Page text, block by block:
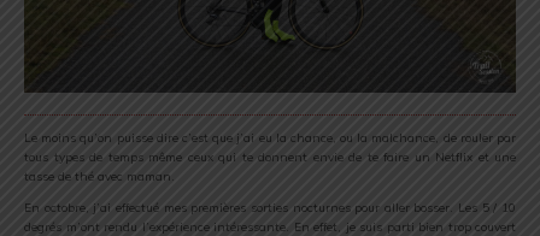
Le moins qu’on puisse dire c’est que j’ai eu la chance, ou la malchance, de rouler par
tous types de temps même ceux qui te donnent envie de te faire un Netflix et une
tasse de thé avec maman.
En octobre, j’ai effectué mes premières sorties nocturnes pour aller bosser. Les 5 / 10
degrés m’ont rendu l’expérience intéressante. En effet, je suis parti bien trop couvert